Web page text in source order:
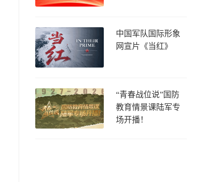
中国军队国际形象
网宣片《当红》
“青春战位说”国防
教育情景课陆军专
场开播！